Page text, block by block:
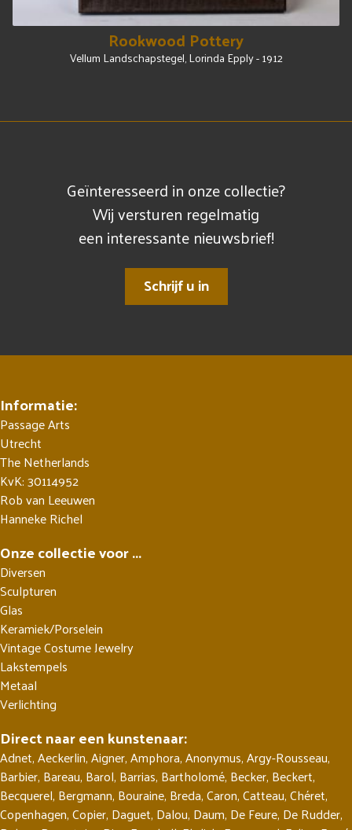
Rookwood Pottery
Vellum Landschapstegel, Lorinda Epply - 1912
Geïnteresseerd in onze collectie?
Wij versturen regelmatig
een interessante nieuwsbrief!
Schrijf u in
Informatie:
Passage Arts
Utrecht
The Netherlands
KvK: 30114952
Rob van Leeuwen
Hanneke Richel
Onze collectie voor ...
Diversen
Sculpturen
Glas
Keramiek/Porselein
Vintage Costume Jewelry
Lakstempels
Metaal
Verlichting
Direct naar een kunstenaar:
Adnet,Aeckerlin,Aigner,Amphora,Anonymus,Argy-Rousseau,
Barbier, Bareau, Barol, Barrias, Bartholomé, Becker, Beckert,
Becquerel, Bergmann, Bouraine, Breda,Caron,Catteau,Chéret,
Copenhagen,Copier, Daguet, Dalou, Daum, De Feure, De Rudder,